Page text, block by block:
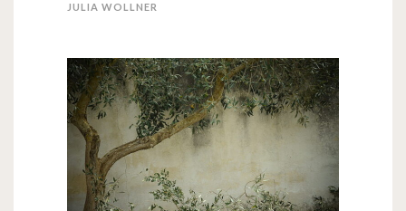
JULIA WOLLNER